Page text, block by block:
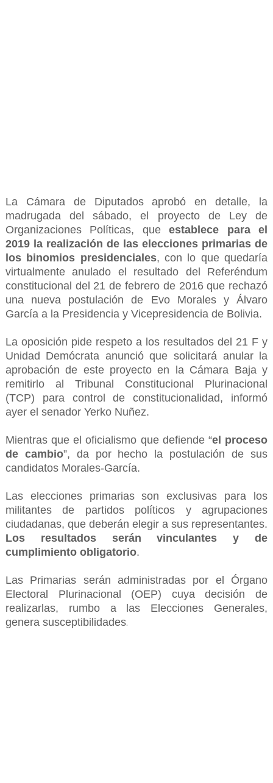
La Cámara de Diputados aprobó en detalle, la
madrugada del sábado, el proyecto de Ley de
Organizaciones Políticas, queestablece para el
2019 la realización de las elecciones primarias de
los binomios presidenciales, con lo que quedaría
virtualmente anulado el resultado del Referéndum
constitucional del 21 de febrero de 2016 que rechazó
una nueva postulación de Evo Morales y Álvaro
García a la Presidencia y Vicepresidencia de Bolivia.
La oposición pide respeto a los resultados del 21 F y
Unidad Demócrata anunció que solicitará anular la
aprobación de este proyecto en la Cámara Baja y
remitirlo al Tribunal Constitucional Plurinacional
(TCP) para control de constitucionalidad, informó
ayer el senador Yerko Nuñez.
Mientras que el oficialismo que defiende “el proceso
de cambio”, da por hecho la postulación de sus
candidatos Morales-García.
Las elecciones primarias son exclusivas para los
militantes de partidos políticos y agrupaciones
ciudadanas, que deberán elegir a sus representantes.
Los resultados serán vinculantes y de
cumplimiento obligatorio.
Las Primarias serán administradas por el Órgano
Electoral Plurinacional (OEP) cuya decisión de
realizarlas, rumbo a las Elecciones Generales,
genera susceptibilidades.